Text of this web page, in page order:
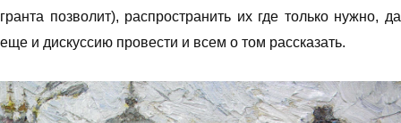
гранта позволит), распространить их где только нужно, да
еще и дискуссию провести и всем о том рассказать.